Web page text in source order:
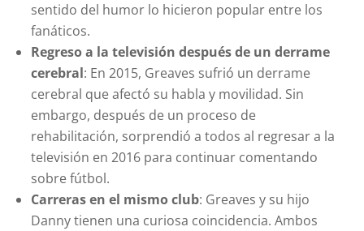
sentido del humor lo hicieron popular entre los
fanáticos.
Regreso a la televisión después de un derrame
cerebral: En 2015, Greaves sufrió un derrame
cerebral que afectó su habla y movilidad. Sin
embargo, después de un proceso de
rehabilitación, sorprendió a todos al regresar a la
televisión en 2016 para continuar comentando
sobre fútbol.
Carreras en el mismo club: Greaves y su hijo
Danny tienen una curiosa coincidencia. Ambos